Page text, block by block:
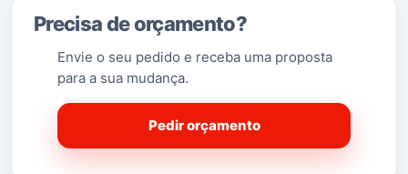
Precisa de orçamento?
Envie o seu pedido e receba uma proposta
para a sua mudança.
Pedir orçamento